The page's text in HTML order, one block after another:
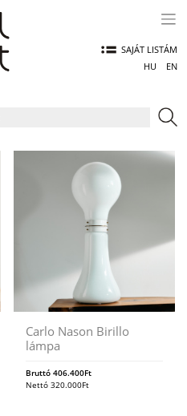
SAJÁT LISTÁM
HU
EN
Carlo Nason Birillo
lámpa
Bruttó406.400Ft
Nettó320.000Ft